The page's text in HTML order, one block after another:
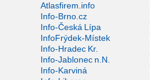
Atlasfirem.info
Info-Brno.cz
Info-Česká Lípa
InfoFrýdek-Místek
Info-Hradec Kr.
Info-Jablonec n.N.
Info-Karviná